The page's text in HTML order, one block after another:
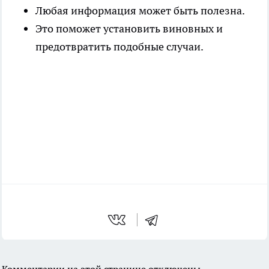
Любая информация может быть полезна.
Это поможет установить виновных и
предотвратить подобные случаи.